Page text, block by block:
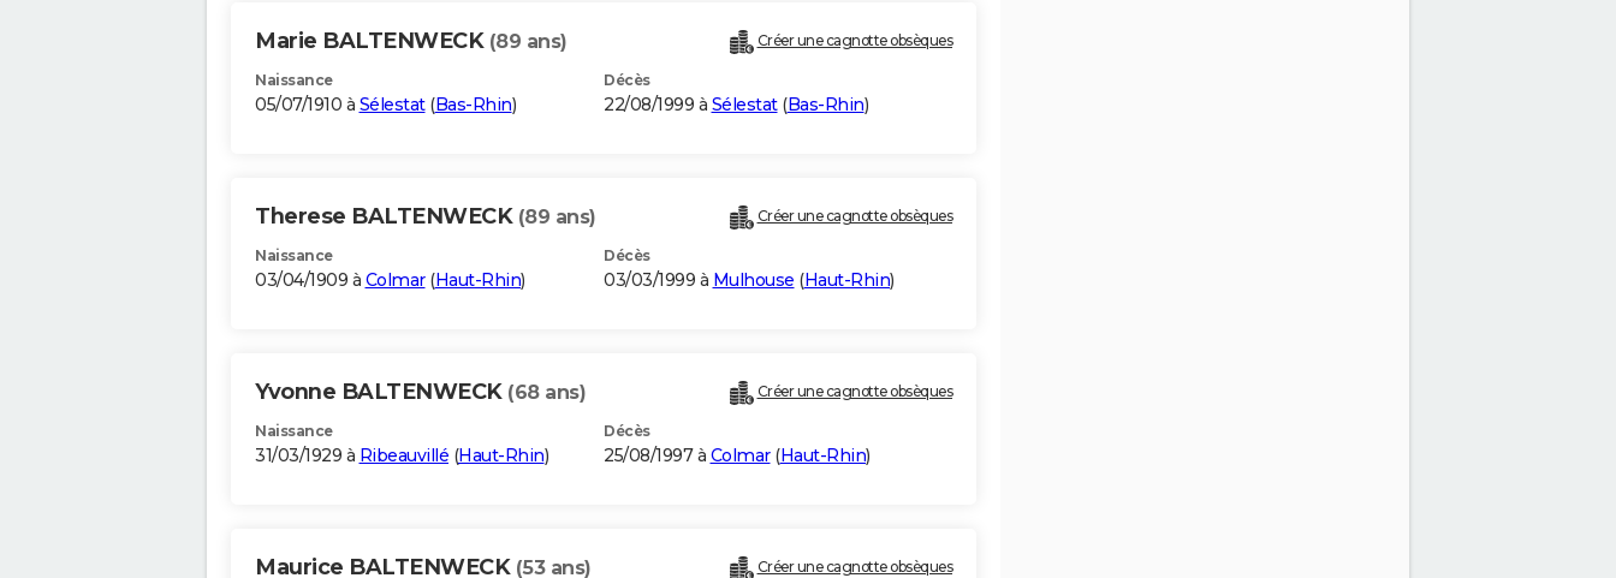
Marie BALTENWECK (89 ans) Créer une cagnotte obsèques
Naissance
05/07/1910 à Sélestat(Bas-Rhin)
Décès
22/08/1999 à Sélestat(Bas-Rhin)
Therese BALTENWECK (89 ans) Créer une cagnotte obsèques
Naissance
03/04/1909 à Colmar(Haut-Rhin)
Décès
03/03/1999 à Mulhouse (Haut-Rhin)
Yvonne BALTENWECK (68 ans) Créer une cagnotte obsèques
Naissance
31/03/1929 à Ribeauvillé (Haut-Rhin)
Décès
25/08/1997 à Colmar(Haut-Rhin)
Maurice BALTENWECK (53 ans) Créer une cagnotte obsèques